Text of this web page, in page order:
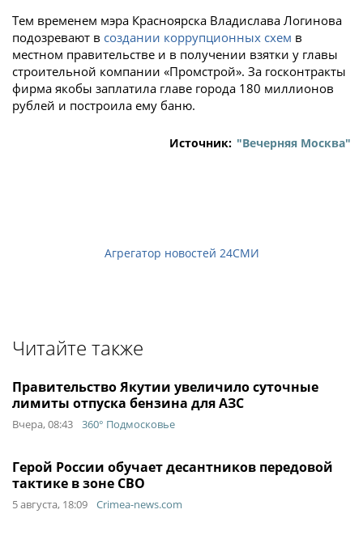
Тем временем мэра Красноярска Владислава Логинова
подозревают в создании коррупционных схем в
местном правительстве и в получении взятки у главы
строительной компании «Промстрой». За госконтракты
фирма якобы заплатила главе города 180 миллионов
рублей и построила ему баню.
Источник: "Вечерняя Москва"
Агрегатор новостей 24СМИ
Читайте также
Правительство Якутии увеличило суточные
лимиты отпуска бензина для АЗС
Вчера, 08:43 360° Подмосковье
Герой России обучает десантников передовой
тактике в зоне СВО
5 августа, 18:09 Crimea-news.com